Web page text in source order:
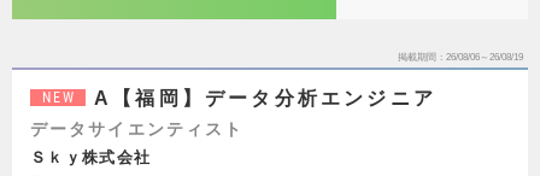
掲載期間 26/08/06～26/08/19
NEW A【福岡】データ分析エンジニア
データサイエンティスト
Ｓｋｙ株式会社